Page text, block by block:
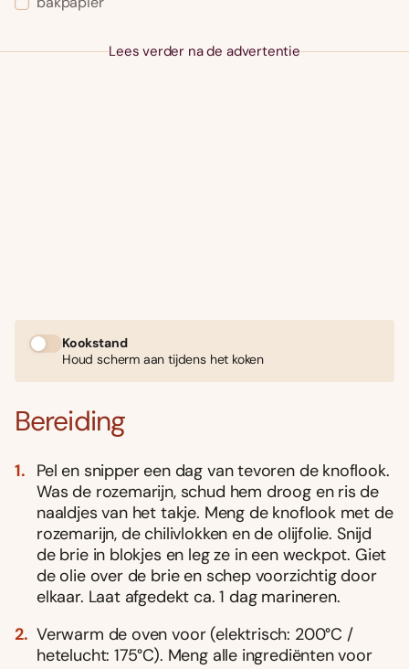
Lees verder na de advertentie
Kookstand
Houd scherm aan tijdens het koken
Bereiding
Pel en snipper een dag van tevoren de knoflook.
Was de rozemarijn, schud hem droog en ris de
naaldjes van het takje. Meng de knoflook met de
rozemarijn, de chilivlokken en de olijfolie. Snijd
de brie in blokjes en leg ze in een weckpot. Giet
de olie over de brie en schep voorzichtig door
elkaar. Laat afgedekt ca. 1 dag marineren.
Verwarm de oven voor (elektrisch: 200°C /
hetelucht: 175°C). Meng alle ingrediënten voor